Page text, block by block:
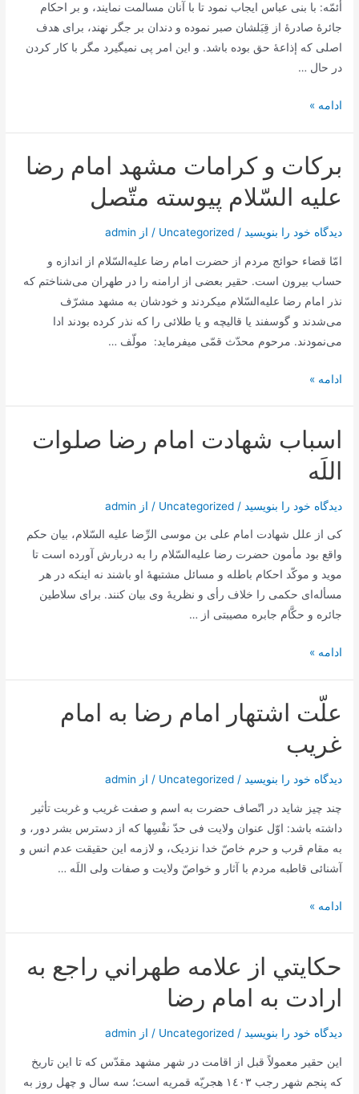
آستان
مرگ
أئمّه‌: با بنی عباس‌ ايجاب‌ نمود تا با آنان‌ مسالمت‌ نمايند، و بر احکام‌
جائرۀ صادرۀ از قِبَلشان‌ صبر نموده‌ و دندان‌ بر جگر نهند، برای هدف‌
اصلی که‌ إذاعۀ حق‌ بوده‌ باشد. و اين‌ امر پی نمیگيرد مگر با کار کردن‌
در حال‌ …
سير
در
عصر
امام‌
رضا
ادامه »
بركات‌ و كرامات‌ مشهد امام‌ رضا
عليه‌ السّلام‌ پيوسته‌ متّصل‌
دیدگاه‌ خود را بنویسید /
Uncategorized / از admin
امّا قضاء حوائج‌ مردم‌ از حضرت‌ امام‌ رضا علیه‌السّلام‌ از اندازه‌ و
حساب‌ بیرون‌ است‌. حقیر بعضی‌ از ارامنه‌ را در طهران‌ می‌شناختم‌ که‌
نذر امام‌ رضا علیه‌السّلام‌ میکردند و خودشان‌ به‌ مشهد مشرّف‌
می‌شدند و گوسفند یا قالیچه‌ و یا طلائی‌ را که‌ نذر کرده‌ بودند ادا
می‌نمودند. مرحوم‌ محدّث‌ قمّی‌ میفرماید: ‎ مولّف‌ …
بركات‌
مشهد
امام‌
رضا
عليه‌
پيوسته‌
متّصل‌
ادامه »
اسباب شهادت امام‌ رضا صلوات‌
اللَه‌
دیدگاه‌ خود را بنویسید /
Uncategorized / از admin
كی‌ از علل‌ شهادت‌ امام‌ علی‌ بن‌ موسی‌ الرِّضا علیه ‌السّلام، بیان‌ حكم‌
واقع‌ بود مأمون‌ حضرت‌ رضا علیه‌السّلام را به‌ دربارش‌ آورده‌ است‌ تا
موید و موكّد احكام‌ باطله‌ و مسائل‌ مشتبهۀ او باشند نه‌ اینكه‌ در هر
مسأله‌ای‌ حكمی‌ را خلاف‌ رأی‌ و نظریۀ وی‌ بیان‌ كنند. برای‌ سلاطین‌
جائره‌ و حكَّام‌ جابره‌ مصیبتی‌ از …
اسباب
امام‌
رضا
اللَه‌
ادامه »
علّت اشتهار امام رضا به امام
غريب
دیدگاه‌ خود را بنویسید /
Uncategorized / از admin
چند چیز شاید در اتّصاف حضرت به اسم و صفت غریب و غربت تأثیر
داشته باشد: اوّل عنوان ولایت فی حدّ نفْسِها که از دسترس بشر دور، و
به مقام قرب و حرم خاصّ خدا نزدیک، و لازمه این حقیقت عدم انس و
آشنائی قاطبه مردم با آثار و خواصّ ولایت و صفات ولی اللَه …
علّت
رضا
به
امام
غريب
ادامه »
حكايتي از علامه طهراني راجع به
ارادت به امام رضا
دیدگاه‌ خود را بنویسید /
Uncategorized / از admin
اين حقير معمولاً قبل از اقامت در شهر مشهد مقدّس كه تا اين تاريخ
كه پنجم شهر رجب ١٤٠٣ هجريّه قمريه است؛ سه سال و چهل روز به